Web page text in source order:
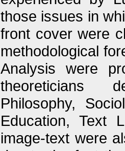
those issues in
front cover were
methodological
Analysis were
theoreticians
Philosophy,
Education, Text
image-text were